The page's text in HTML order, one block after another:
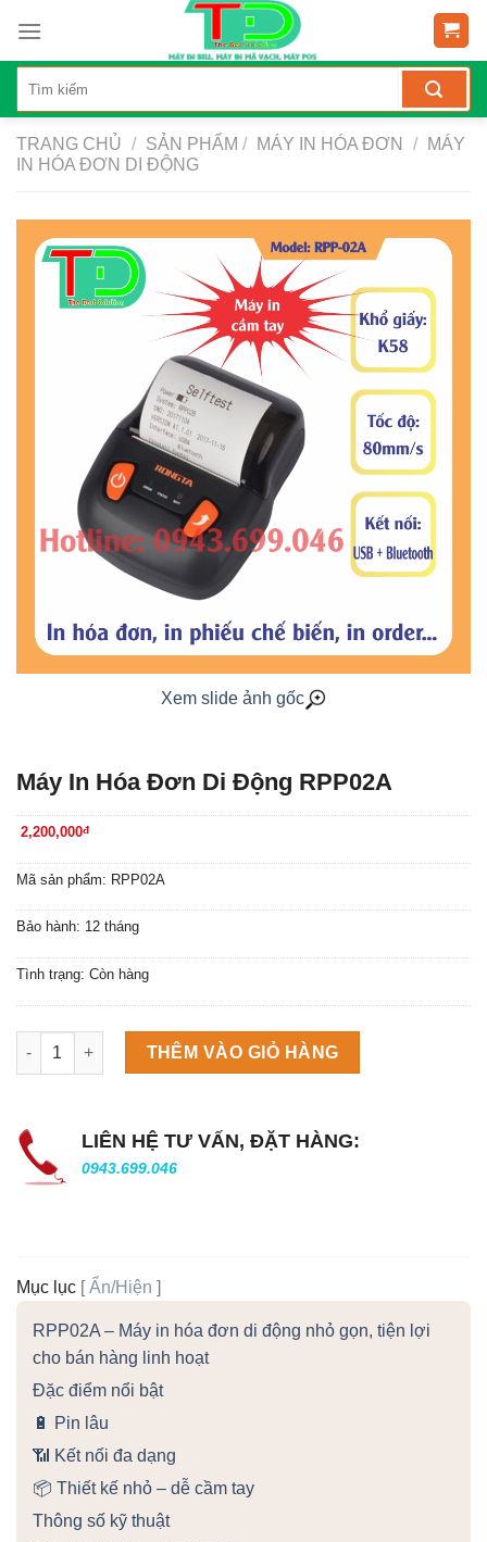
content
TRANG CHỦ / SẢN PHẨM / MÁY IN HÓA ĐƠN /
MÁY
IN HÓA ĐƠN DI ĐỘNG
Xem slide ảnh gốc
Máy In Hóa Đơn Di Động RPP02A
2,200,000đ
Mã sản phẩm: RPP02A
Bảo hành: 12 tháng
Tình trạng: Còn hàng
Máy làm đá viên Scotsman NW458AS số lượng
THÊM VÀO GIỎ HÀNG
LIÊN HỆ TƯ VẤN, ĐẶT HÀNG:
0943.699.046
Mục lục [Ẩn/Hiện ]
RPP02A – Máy in hóa đơn di động nhỏ gọn, tiện lợi
cho bán hàng linh hoạt
Đặc điểm nổi bật
🔋 Pin lâu
📶 Kết nối đa dạng
📦 Thiết kế nhỏ – dễ cầm tay
Thông số kỹ thuật